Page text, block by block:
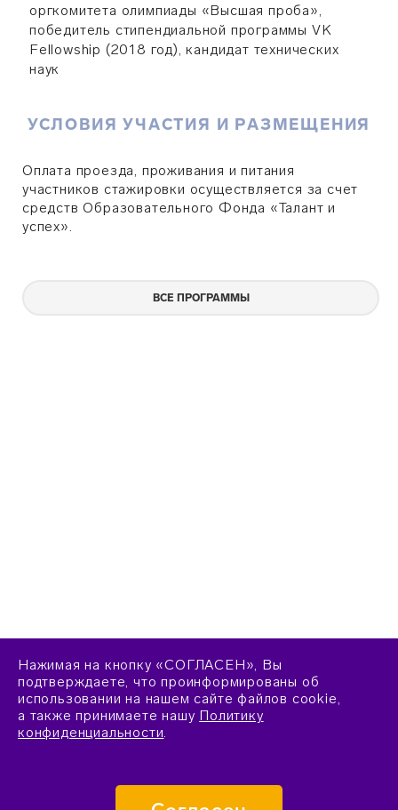
оргкомитета олимпиады «Высшая проба»,
победитель стипендиальной программы VK
Fellowship (2018 год), кандидат технических
наук
УСЛОВИЯ УЧАСТИЯ И РАЗМЕЩЕНИЯ
Оплата проезда, проживания и питания
участников стажировки осуществляется за счет
средств Образовательного Фонда «Талант и
успех».
ВСЕ ПРОГРАММЫ
Нажимая на кнопку «СОГЛАСЕН», Вы
подтверждаете, что проинформированы об
использовании на нашем сайте файлов cookie,
а также принимаете нашу Политику
конфиденциальности.